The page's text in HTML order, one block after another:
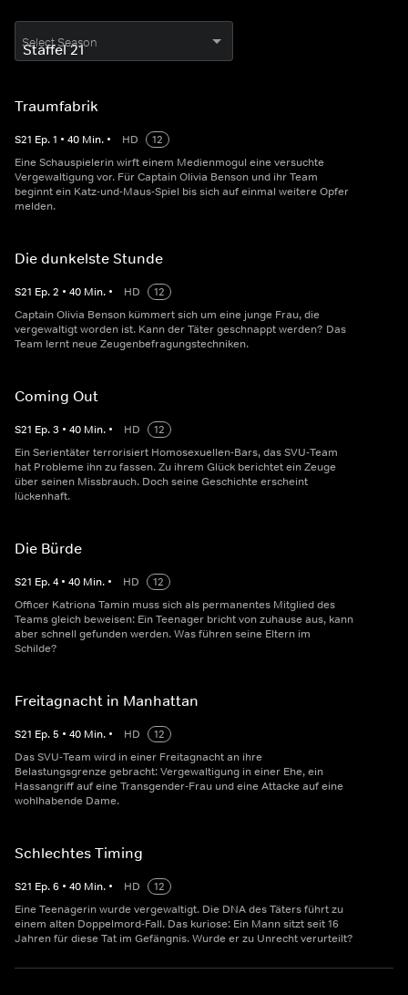
Select Season
Traumfabrik
S21 Ep.1 • 40 Min. • HD
12
Eine Schauspielerin wirft einem Medienmogul eine versuchte
Vergewaltigung vor. Für Captain Olivia Benson und ihr Team
beginnt ein Katz-und-Maus-Spiel bis sich auf einmal weitere Opfer
melden.
Die dunkelste Stunde
S21 Ep.2 • 40 Min. • HD
12
Captain Olivia Benson kümmert sich um eine junge Frau, die
vergewaltigt worden ist. Kann der Täter geschnappt werden? Das
Team lernt neue Zeugenbefragungstechniken.
Coming Out
S21 Ep.3 • 40 Min. • HD
12
Ein Serientäter terrorisiert Homosexuellen-Bars, das SVU-Team
hat Probleme ihn zu fassen. Zu ihrem Glück berichtet ein Zeuge
über seinen Missbrauch. Doch seine Geschichte erscheint
lückenhaft.
Die Bürde
S21 Ep.4 • 40 Min. • HD
12
Officer Katriona Tamin muss sich als permanentes Mitglied des
Teams gleich beweisen: Ein Teenager bricht von zuhause aus, kann
aber schnell gefunden werden. Was führen seine Eltern im
Schilde?
Freitagnacht in Manhattan
S21 Ep.5 • 40 Min. • HD
12
Das SVU-Team wird in einer Freitagnacht an ihre
Belastungsgrenze gebracht: Vergewaltigung in einer Ehe, ein
Hassangriff auf eine Transgender-Frau und eine Attacke auf eine
wohlhabende Dame.
Schlechtes Timing
S21 Ep.6 • 40 Min. • HD
12
Eine Teenagerin wurde vergewaltigt. Die DNA des Täters führt zu
einem alten Doppelmord-Fall. Das kuriose: Ein Mann sitzt seit 16
Jahren für diese Tat im Gefängnis. Wurde er zu Unrecht verurteilt?